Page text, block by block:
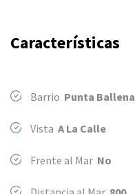
Características
Barrio Punta Ballena
Vista A La Calle
Frente al Mar No